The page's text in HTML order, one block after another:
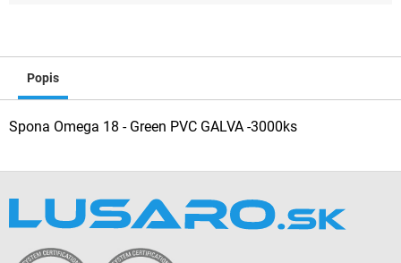
Popis
Spona Omega 18 - Green PVC GALVA -3000ks